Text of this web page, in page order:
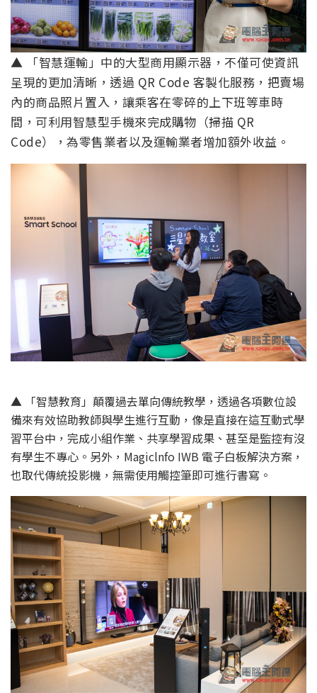
▲ 「智慧運輸」中的大型商用顯示器，不僅可使資訊
呈現的更加清晰，透過 QR Code 客製化服務，把賣場
內的商品照片置入，讓乘客在零碎的上下班等車時
間，可利用智慧型手機來完成購物（掃描 QR
Code），為零售業者以及運輸業者增加額外收益。
▲ 「智慧教育」顛覆過去單向傳統教學，透過各項數位設
備來有效協助教師與學生進行互動，像是直接在這互動式學
習平台中，完成小組作業、共享學習成果、甚至是監控有沒
有學生不專心。另外，Magiclnfo IWB 電子白板解決方案，
也取代傳統投影機，無需使用觸控筆即可進行書寫。